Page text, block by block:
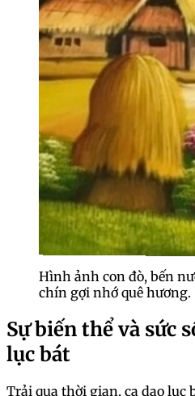
Hình ảnh con đò, bến
chín gợi nhớ quê hương.
Sự biến thể và sức
lục bát
Trải qua thời gian, ca dao